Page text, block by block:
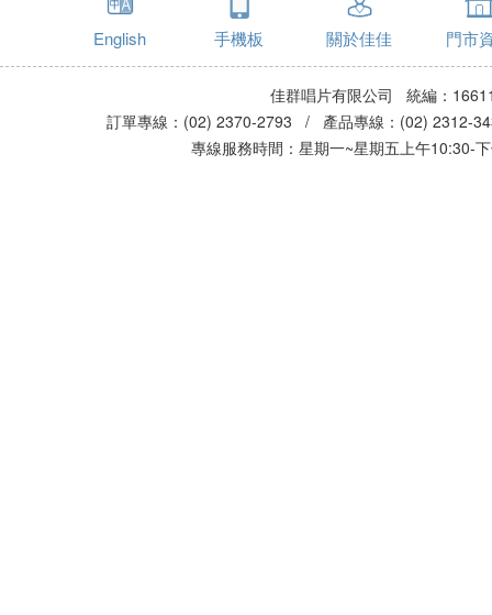
English 手機板 關於佳佳 門市
佳群唱片有限公司 統編：
訂單專線：(02) 2370-2793 / 產品專線：(02)
專線服務時間：星期一~星期五上午10:30-